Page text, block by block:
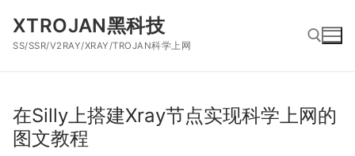
XTROJAN黑科技
SS/SSR/V2RAY/XRAY/TROJAN科学上网
搜索：
在Silly上搭建Xray节点实现科学上网的
图文教程